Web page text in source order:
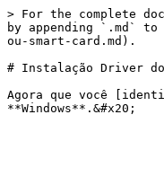
> For the complete
by appending `.md`
ou-smart-card.md).
# Instalação Driver do
Agora que você